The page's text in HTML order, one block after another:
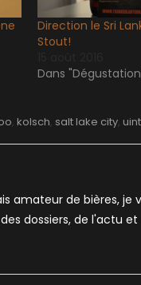
Direction le Sri
Stout!
Dans
, kolsch, salt lake city,
amateur de bières,
dossiers, de l'actu